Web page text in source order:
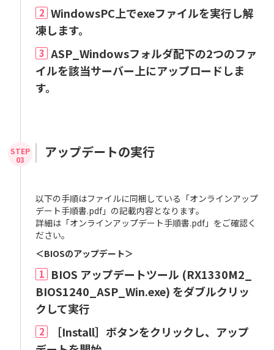
2 WindowsPC上でexeファイルを実行し解
凍します。
3 ASP_Windowsフォルダ配下の2つのファ
イルを該当サーバー上にアップロードしま
す。
アップデートの実行
以下の手順はファイルに同梱している「オンラインアップ
デート手順書.pdf」の記載内容となります。
詳細は「オンラインアップデート手順書.pdf」をご確認く
ださい。
＜BIOSのアップデート＞
1
BIOS アップデートツール (RX1330M2_
BIOS1240_ASP_Win.exe) をダブルクリッ
クして実行
2
［Install］ボタンをクリックし、アップ